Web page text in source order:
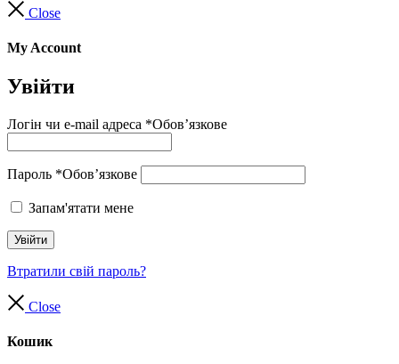
Close
My Account
Увійти
Логін чи e-mail адреса *Обов’язкове
Пароль *Обов’язкове
Запам'ятати мене
Увійти
Втратили свій пароль?
Close
Кошик